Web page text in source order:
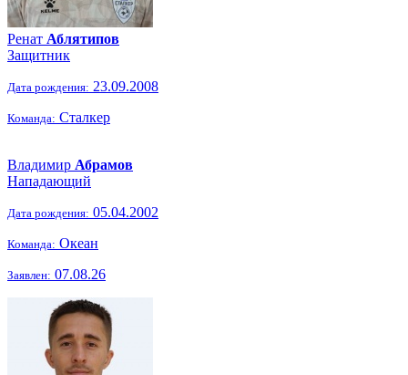
Ренат Аблятипов
Защитник
Дата рождения: 23.09.2008
Команда: Сталкер
Владимир Абрамов
Нападающий
Дата рождения: 05.04.2002
Команда: Океан
Заявлен: 07.08.26